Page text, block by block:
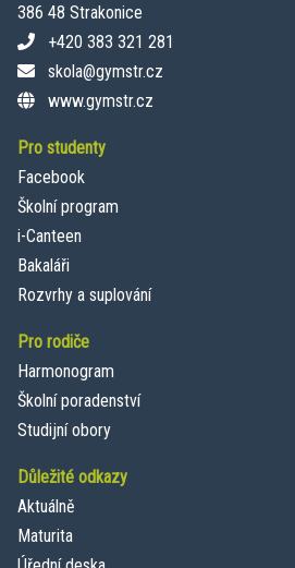
386 48 Strakonice
+420 383 321 281
skola@gymstr.cz
www.gymstr.cz
Pro studenty
Facebook
Školní program
i-Canteen
Bakaláři
Rozvrhy a suplování
Pro rodiče
Harmonogram
Školní poradenství
Studijní obory
Důležité odkazy
Aktuálně
Maturita